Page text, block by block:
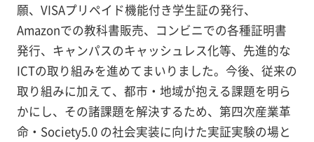
願、VISAプリペイド機能付き学生証の発行、
Amazonでの教科書販売、コンビニでの各種証明書
発行、キャンパスのキャッシュレス化等、先進的な
ICTの取り組みを進めてまいりました。今後、従来の
取り組みに加えて、都市・地域が抱える課題を明ら
かにし、その諸課題を解決するため、第四次産業革
命・Society5.0 の社会実装に向けた実証実験の場と